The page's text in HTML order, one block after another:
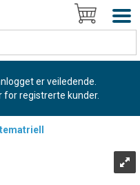
er veiledende.
for registrerte kunder.